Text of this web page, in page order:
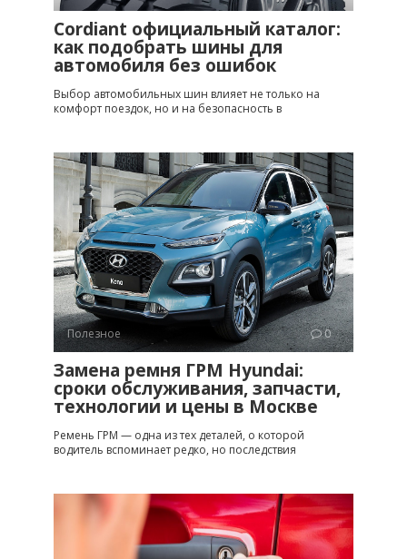
Cordiant официальный каталог:
как подобрать шины для
автомобиля без ошибок
Выбор автомобильных шин влияет не только на
комфорт поездок, но и на безопасность в
Полезное 0
Замена ремня ГРМ Hyundai:
сроки обслуживания, запчасти,
технологии и цены в Москве
Ремень ГРМ — одна из тех деталей, о которой
водитель вспоминает редко, но последствия